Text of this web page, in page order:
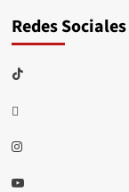
Redes Sociales
TikTok
threads
Instagram
Youtube